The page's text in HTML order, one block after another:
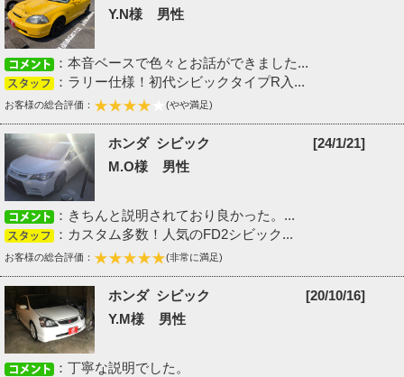
Y.N様 男性
：本音ベースで色々とお話ができました...
：ラリー仕様！初代シビックタイプR入...
お客様の総合評価： (やや満足)
ホンダ シビック
[24/1/21]
M.O様 男性
：きちんと説明されており良かった。...
：カスタム多数！人気のFD2シビック...
お客様の総合評価： (非常に満足)
ホンダ シビック
[20/10/16]
Y.M様 男性
：丁寧な説明でした。